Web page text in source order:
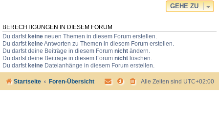
GEHE ZU
BERECHTIGUNGEN IN DIESEM FORUM
Du darfst keine neuen Themen in diesem Forum erstellen.
Du darfst keineAntworten zu Themen in diesem Forum erstellen.
Du darfst deine Beiträge in diesem Forum nicht ändern.
Du darfst deine Beiträge in diesem Forum nicht löschen.
Du darfst keine Dateianhänge in diesem Forum erstellen.
Startseite Foren-Übersicht Alle Zeiten sind UTC+02:00